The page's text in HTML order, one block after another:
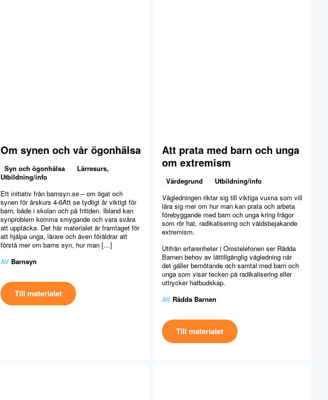
Om synen och vår ögonhälsa
Syn och ögonhälsa Lärresurs,
Utbildning/info
Ett initiativ från barnsyn.se – om ögat och
synen för årskurs 4-6Att se tydligt är viktigt för
barn, både i skolan och på fritiden. Ibland kan
synproblem komma smygande och vara svåra
att upptäcka. Det här materialet är framtaget för
att hjälpa unga, lärare och även föräldrar att
förstå mer om barns syn, hur man […]
AV Barnsyn
Till materialet
Att prata med barn och unga
om extremism
Värdegrund
Utbildning/info
Vägledningen riktar sig till viktiga vuxna som vill
lära sig mer om hur man kan prata och arbeta
förebyggande med barn och unga kring frågor
som rör hat, radikalisering och våldsbejakande
extremism.
Utifrån erfarenheter i Orostelefonen ser Rädda
Barnen behov av lättillgänglig vägledning när
det gäller bemötande och samtal med barn och
unga som visar tecken på radikalisering eller
uttrycker hatbudskap.
AV Rädda Barnen
Till materialet